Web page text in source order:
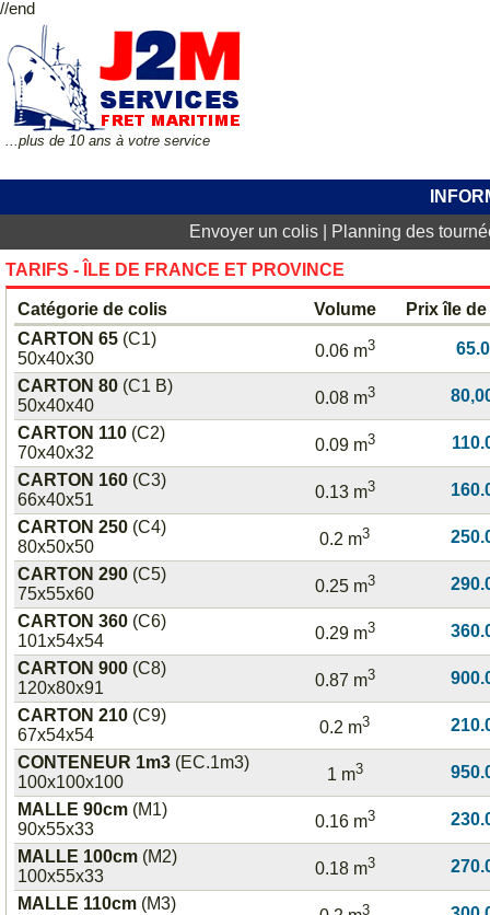
//end
...plus de 10 ans à votre service
Envoyer un colis
Planning des
TARIFS - ÎLE DE FRANCE ET PROVINCE
Catégorie de colis Volume
Prix île
CARTON 65 (C1)
50x40x30
0.06 m3
CARTON 80 (C1 B)
50x40x40
0.08 m3
CARTON 110 (C2)
70x40x32
0.09 m3
CARTON 160 (C3)
66x40x51
0.13 m3
CARTON 250 (C4)
80x50x50
0.2 m3
CARTON 290 (C5)
75x55x60
0.25 m3
CARTON 360 (C6)
101x54x54
0.29 m3
CARTON 900 (C8)
120x80x91
0.87 m3
CARTON 210 (C9)
67x54x54
0.2 m3
CONTENEUR 1m3 (EC.1m3)
100x100x100
1 m3
MALLE 90cm (M1)
90x55x33
0.16 m3
MALLE 100cm (M2)
100x55x33
0.18 m3
MALLE 110cm (M3)
3
Si
sur